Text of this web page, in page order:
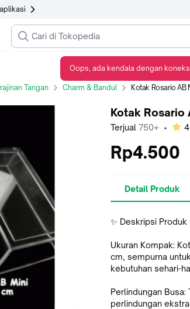
Rosario Katolik
Tangan Charm & Bandul Kotak Rosario AB Mini - Tempat
Kotak Rosario
Terjual 750+ •
Rp4.500
Detail Produk
✨ Deskripsi Produk
Ukuran Kompak:
cm, sempurna
kebutuhan sehari-
Perlindungan
perlindungan
Oops, ada kendala dengan